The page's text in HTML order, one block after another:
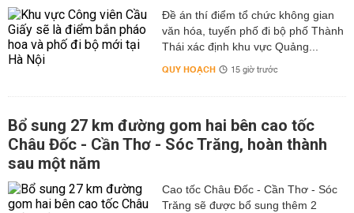
Đề án thí điểm tổ chức không gian
văn hóa, tuyến phố đi bộ phố Thành
Thái xác định khu vực Quảng...
QUY HOẠCH 15 giờ trước
Bổ sung 27 km đường gom hai bên cao tốc
Châu Đốc - Cần Thơ - Sóc Trăng, hoàn thành
sau một năm
Cao tốc Châu Đốc - Cần Thơ - Sóc
Trăng sẽ được bổ sung thêm 2